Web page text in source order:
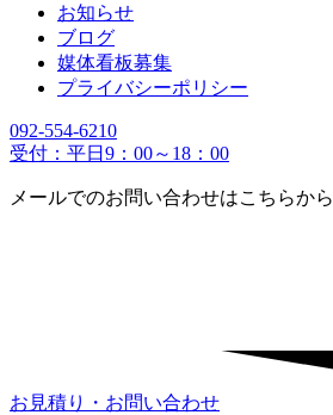
お知らせ
ブログ
媒体看板募集
プライバシーポリシー
092-554-6210
受付：平日9：00～18：00
メールでのお問い合わせはこちらから
お見積り・お問い合わせ